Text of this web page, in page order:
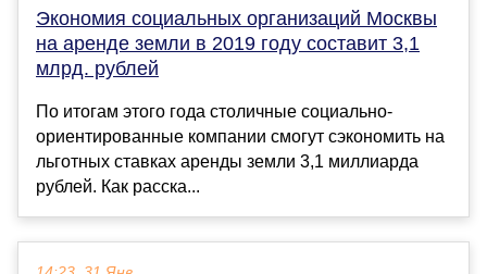
Экономия социальных организаций Москвы
на аренде земли в 2019 году составит 3,1
млрд. рублей
По итогам этого года столичные социально-
ориентированные компании смогут сэкономить на
льготных ставках аренды земли 3,1 миллиарда
рублей. Как расска...